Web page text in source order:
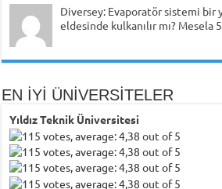
Diversey: Evaporatör sistemi bir
eldesinde kulkanılır mı? Mesela
EN İYİ ÜNİVERSİTELER
Yıldız Teknik Üniversitesi